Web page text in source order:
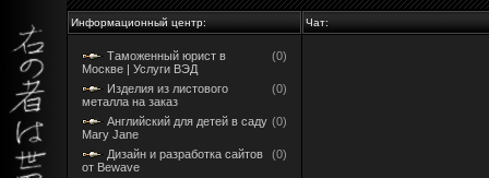
Информационный центр: Чат:
Таможенный юрист в
Москве | Услуги ВЭД
(0)
Изделия из листового
металла на заказ
(0)
Английский для детей в саду
Mary Jane
(0)
Дизайн и разработка сайтов
от Bewave
(0)